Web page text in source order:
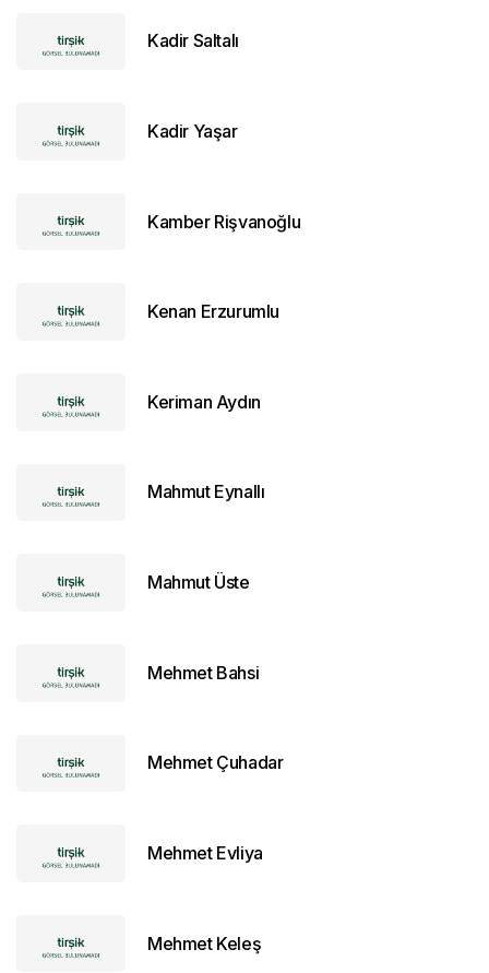
Kadir Saltalı
Kadir Yaşar
Kamber Rişvanoğlu
Kenan Erzurumlu
Keriman Aydın
Mahmut Eynallı
Mahmut Üste
Mehmet Bahsi
Mehmet Çuhadar
Mehmet Evliya
Mehmet Keleş